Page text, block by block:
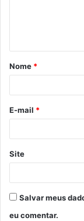
á
r
*
Nome *
E-mail *
Site
Salvar meus
eu comentar.